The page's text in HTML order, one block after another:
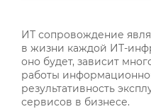
ИТ сопровождение
в жизни каждой ИТ-
оно будет, зависит
работы
результативность
сервисов в бизнесе.